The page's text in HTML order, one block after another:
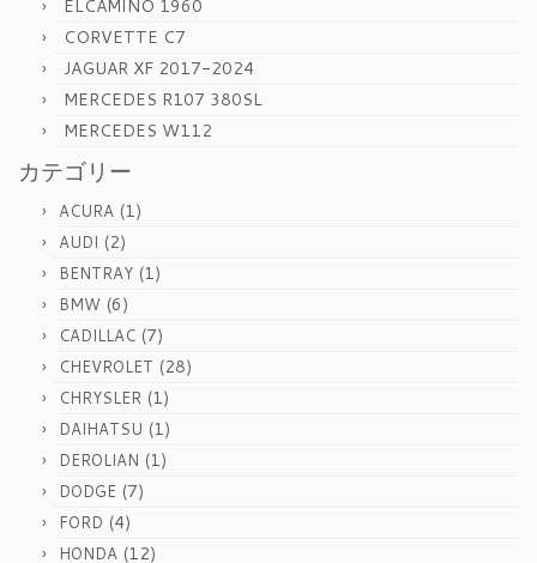
ELCAMINO 1960
CORVETTE C7
JAGUAR XF 2017-2024
MERCEDES R107 380SL
MERCEDES W112
カテゴリー
ACURA (1)
AUDI (2)
BENTRAY (1)
BMW (6)
CADILLAC (7)
CHEVROLET (28)
CHRYSLER (1)
DAIHATSU (1)
DEROLIAN (1)
DODGE (7)
FORD (4)
HONDA (12)